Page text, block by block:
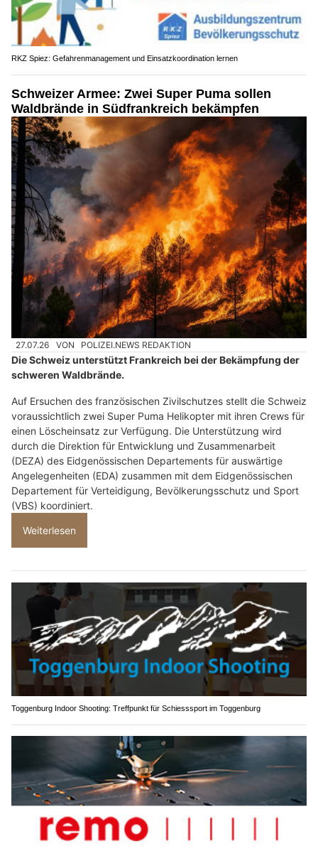
RKZ Spiez: Gefahrenmanagement und Einsatzkoordination lernen
Schweizer Armee: Zwei Super Puma sollen
Waldbrände in Südfrankreich bekämpfen
27.07.26 VON POLIZEI.NEWS REDAKTION
Die Schweiz unterstützt Frankreich bei der Bekämpfung der
schweren Waldbrände.
Auf Ersuchen des französischen Zivilschutzes stellt die Schweiz
voraussichtlich zwei Super Puma Helikopter mit ihren Crews für
einen Löscheinsatz zur Verfügung. Die Unterstützung wird
durch die Direktion für Entwicklung und Zusammenarbeit
(DEZA) des Eidgenössischen Departements für auswärtige
Angelegenheiten (EDA) zusammen mit dem Eidgenössischen
Departement für Verteidigung, Bevölkerungsschutz und Sport
(VBS) koordiniert.
Weiterlesen
Toggenburg Indoor Shooting: Treffpunkt für Schiesssport im Toggenburg